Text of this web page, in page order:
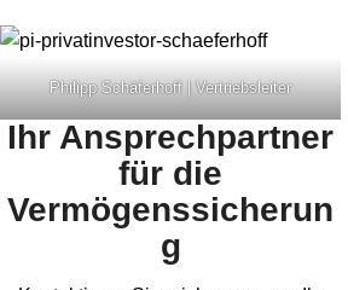
Philipp Schäferhoff | Vertriebsleiter
Ihr Ansprechpartner
für die
Vermögenssicherun
g